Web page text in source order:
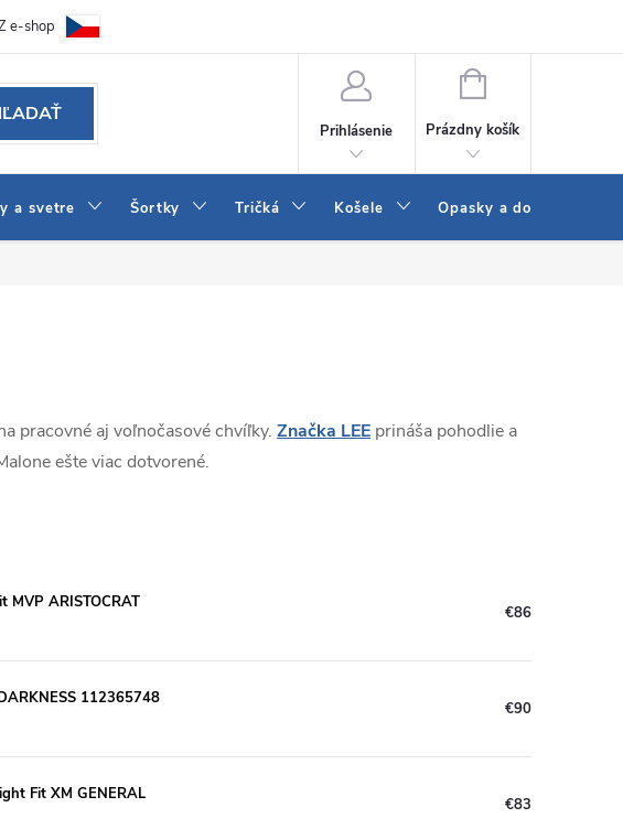
džínsy Wrangler a LEE
e-shop
Prihlásenie
NÁKUPNÝ
Prázdny košík
a svetre Šortky Tričká Košele Opasky a doplnky
pracovné aj voľnočasové chvíľky. Značka LEE prináša pohodlie a
ešte viac dotvorené.
MVP ARISTOCRAT
€86
112365748
€90
Fit XM GENERAL
€83